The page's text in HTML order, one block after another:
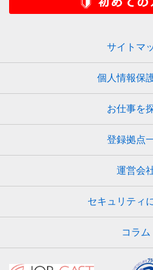
サイトマ
個人情報保
お仕事を
登録拠点
運営会
セキュリティ
コラム